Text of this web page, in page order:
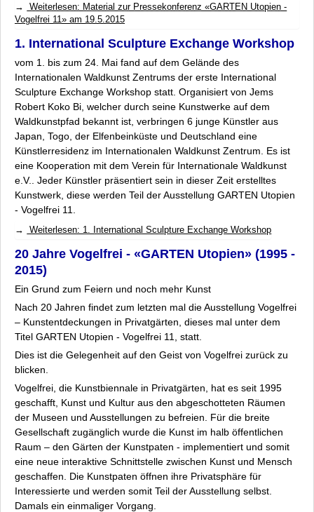
Weiterlesen: Material zur Pressekonferenz «GARTEN Utopien -
Vogelfrei 11» am 19.5.2015
1. International Sculpture Exchange Workshop
vom 1. bis zum 24. Mai fand auf dem Gelände des
Internationalen Waldkunst Zentrums der erste International
Sculpture Exchange Workshop statt. Organisiert von Jems
Robert Koko Bi, welcher durch seine Kunstwerke auf dem
Waldkunstpfad bekannt ist, verbringen 6 junge Künstler aus
Japan, Togo, der Elfenbeinküste und Deutschland eine
Künstlerresidenz im Internationalen Waldkunst Zentrum. Es ist
eine Kooperation mit dem Verein für Internationale Waldkunst
e.V.. Jeder Künstler präsentiert sein in dieser Zeit erstelltes
Kunstwerk, diese werden Teil der Ausstellung GARTEN Utopien
- Vogelfrei 11
Weiterlesen: 1. International Sculpture Exchange Workshop
20 Jahre Vogelfrei - «GARTEN Utopien» (1995 -
2015)
Ein Grund zum Feiern und noch mehr Kunst
Nach 20 Jahren findet zum letzten mal die Ausstellung Vogelfrei
– Kunstentdeckungen in Privatgärten , dieses mal unter dem
Titel GARTEN Utopien - Vogelfrei 11
, statt.
Dies ist die Gelegenheit auf den Geist von Vogelfrei zurück zu
blicken.
Vogelfrei, die Kunstbiennale in Privatgärten, hat es seit 1995
geschafft, Kunst und Kultur aus den abgeschotteten Räumen
der Museen und Ausstellungen zu befreien. Für die breite
Gesellschaft zugänglich wurde die Kunst im halb öffentlichen
Raum – den Gärten der Kunstpaten - implementiert und somit
eine neue interaktive Schnittstelle zwischen Kunst und Mensch
geschaffen. Die Kunstpaten öffnen ihre Privatsphäre für
Interessierte und werden somit Teil der Ausstellung selbst.
Damals ein einmaliger Vorgang.